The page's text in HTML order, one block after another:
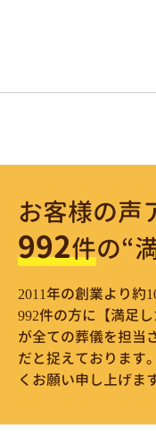
お客様の声
992件の“
2011年の創業より約
992件の方に【満足
が全ての葬儀を担当
だと捉えております
くお願い申し上げます